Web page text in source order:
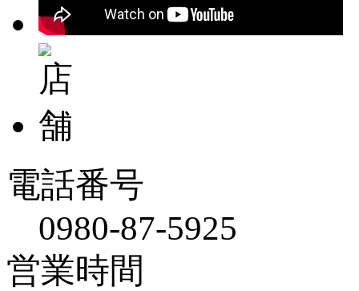
電話番号
0980-87-5925
営業時間